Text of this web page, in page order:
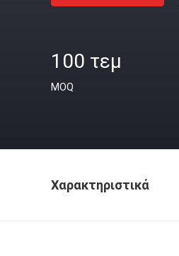
100 τεμ
MOQ
Χαρακτηριστικά